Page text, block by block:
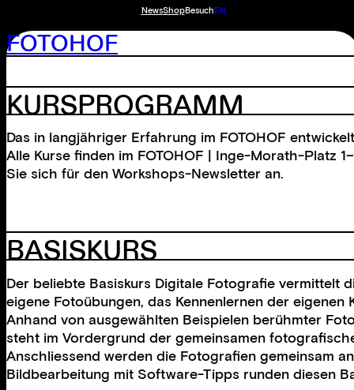
NewsShopBesuchEN
FOTOHOF
KURSPROGRAMM
Das in langjähriger Erfahrung im FOTOHOF
Alle Kurse finden im FOTOHOF | Inge-Morath-Platz
Sie sich für den Workshops-Newsletter an.
BASISKURS
Der beliebte Basiskurs Digitale Fotografie
eigene Fotoübungen, das Kennenlernen der
Anhand von ausgewählten Beispielen berühmter
steht im Vordergrund der gemeinsamen
Anschliessend werden die Fotografien gemeinsam
Bildbearbeitung mit Software-Tipps runden diesen